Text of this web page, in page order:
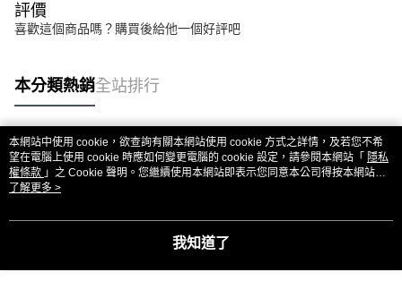
評價
喜歡這個商品嗎？購買後給他一個好評吧
本分類熱銷全站排行
熱門標籤
本網站中使用 cookie，欲查詢有關本網站使用 cookie 方式之詳情，及若您不希
望在電腦上使用 cookie 時應如何變更電腦的 cookie 設定，請參閱本網站「 隱私
權條款 」之 Cookie 聲明。您繼續使用本網站即表示您同意本公司得按本網站使
用條款之 Cookie 聲明使用 cookie。
了解更多 >
我知道了